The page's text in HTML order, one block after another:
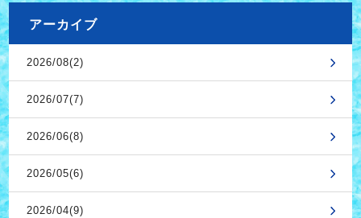
アーカイブ
2026/08(2)
2026/07(7)
2026/06(8)
2026/05(6)
2026/04(9)